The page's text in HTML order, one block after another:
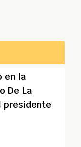
en la
De La
presidente